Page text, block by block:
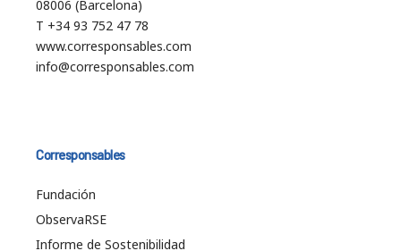
08006 (Barcelona)
T +34 93 752 47 78
www.corresponsables.com
info@corresponsables.com
Corresponsables
Fundación
ObservaRSE
Informe de Sostenibilidad